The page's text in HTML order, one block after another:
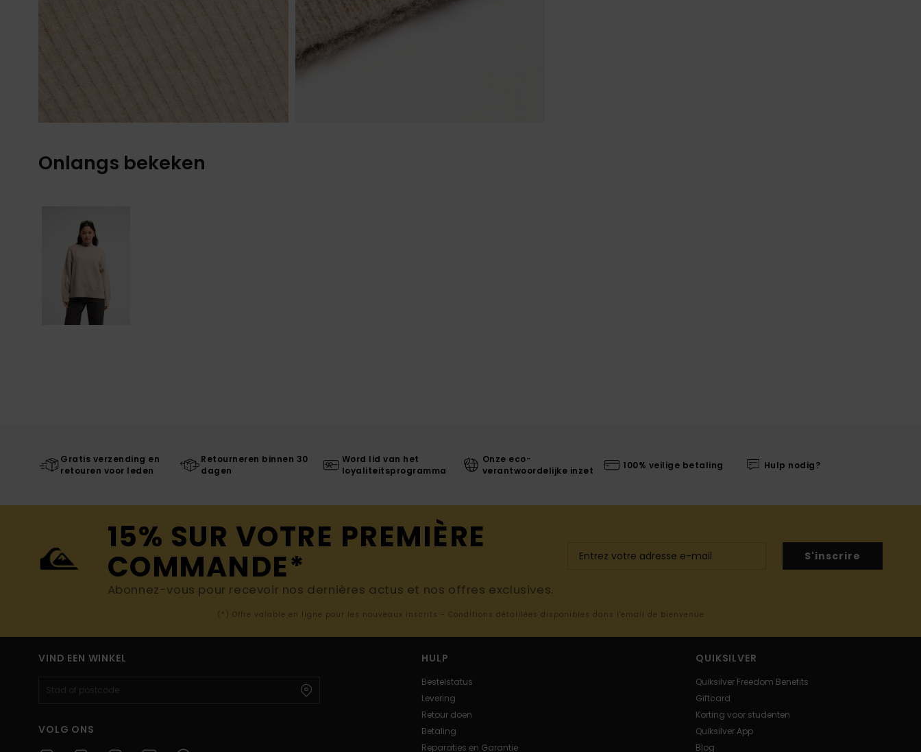
Onlangs bekeken
Gratis verzending en
retouren voor leden
Retourneren binnen 30
dagen
Word lid van het
loyaliteitsprogramma
Onze eco-
verantwoordelijke inzet
100% veilige betaling Hulp nodig?
15% SUR VOTRE PREMIÈRE
COMMANDE*
Abonnez-vous pour recevoir nos dernières actus et nos offres exclusives.
S'inscrire
(*) Offre valable en ligne pour les nouveaux inscrits - Conditions détaillées disponibles dans l'email de bienvenue
VIND EEN WINKEL
VOLG ONS
HULP
Bestelstatus
Levering
Retour doen
Betaling
Reparaties en Garantie
QUIKSILVER
Quiksilver Freedom Benefits
Giftcard
Korting voor studenten
Quiksilver App
Blog